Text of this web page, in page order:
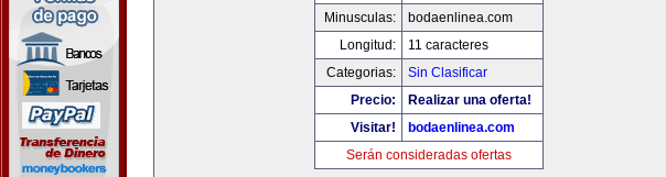
Minusculas:
bodaenlinea.com
Longitud:
11 caracteres
Categorias:
Sin Clasificar
Precio:
Realizar una oferta!
Visitar!
bodaenlinea.com
Serán consideradas ofertas